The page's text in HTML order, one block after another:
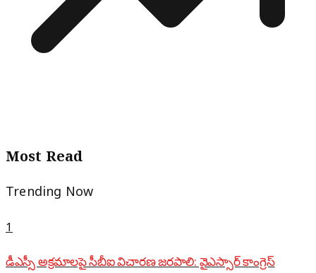
Most Read
Trending Now
1
డీఎస్సీ అక్రమాలపై సీబీఐ విచారణ జరపాలి: వైఎస్సార్ కాంగ్రెస్